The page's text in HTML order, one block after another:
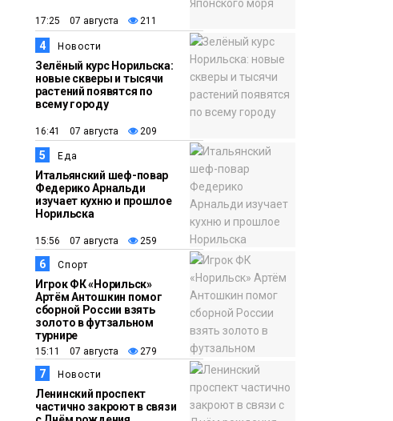
12:32
Общество
Как в Норильске
помогают женщинам
из исправительного
центра
адаптироваться к
жизни
17:25 07 августа 211
4 Новости
Зелёный курс Норильска:
новые скверы и тысячи
растений появятся по
всему городу
16:41 07 августа 209
5 Еда
Итальянский шеф-повар
Федерико Арнальди
изучает кухню и прошлое
Норильска
15:56 07 августа 259
6 Спорт
Игрок ФК «Норильск»
Артём Антошкин помог
сборной России взять
золото в футзальном
турнире
15:11 07 августа 279
7 Новости
Ленинский проспект
частично закроют в связи